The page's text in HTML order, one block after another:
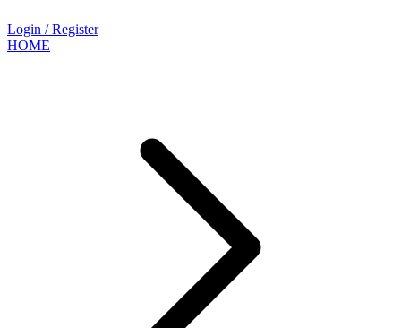
Login / Register
HOME